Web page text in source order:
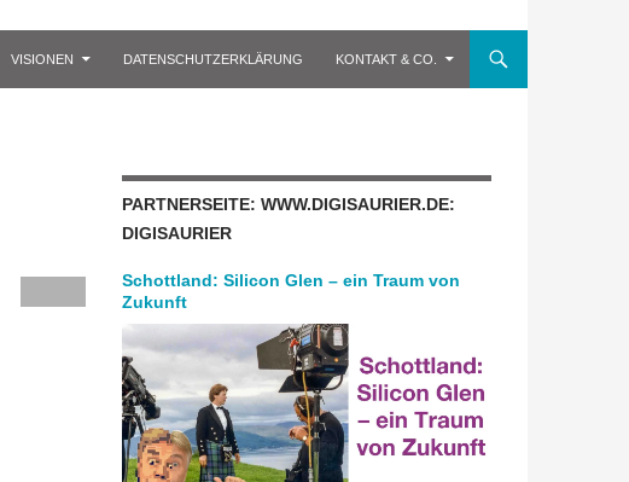
VISIONEN DATENSCHUTZERKLÄRUNG KONTAKT & CO.
PARTNERSEITE: WWW.DIGISAURIER.DE:
DIGISAURIER
Schottland: Silicon Glen – ein Traum von
Zukunft